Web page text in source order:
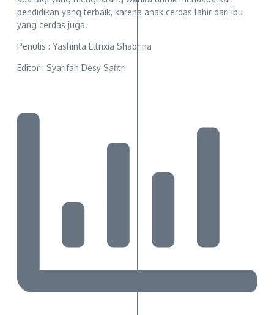
pendidikan yang terbaik, karena anak cerdas lahir dari ibu
yang cerdas juga.
Penulis : Yashinta Eltrixia Shabrina
Editor : Syarifah Desy Safitri